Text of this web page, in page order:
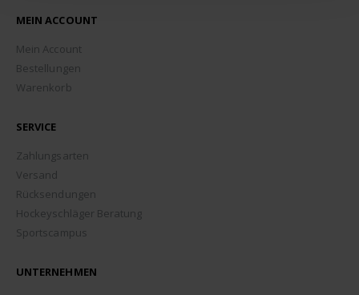
MEIN ACCOUNT
Mein Account
Bestellungen
Warenkorb
SERVICE
Zahlungsarten
Versand
Rücksendungen
Hockeyschläger Beratung
Sportscampus
UNTERNEHMEN